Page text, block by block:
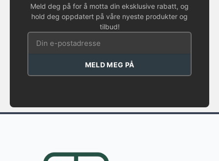
Meld deg på for å motta din eksklusive rabatt, og
hold deg oppdatert på våre nyeste produkter og
tilbud!
MELD MEG PÅ